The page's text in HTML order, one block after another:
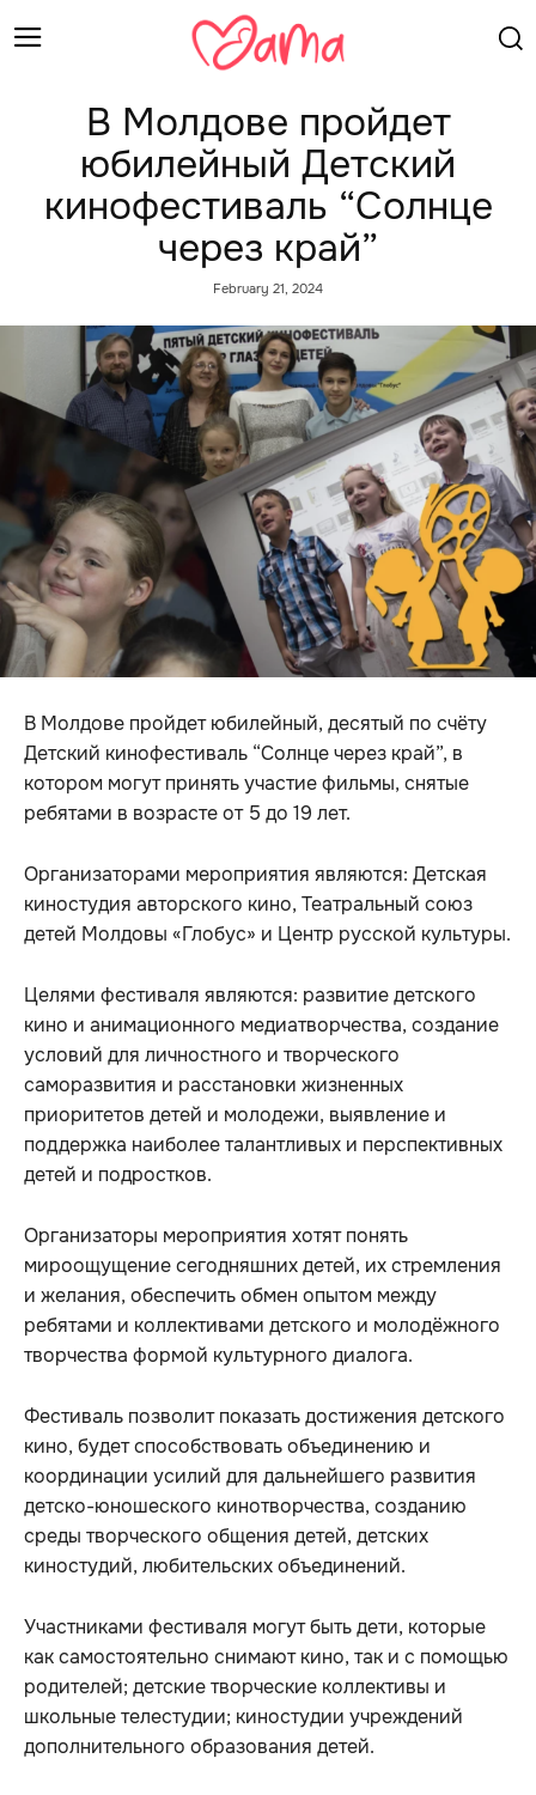
В Молдове пройдет
юбилейный Детский
кинофестиваль “Солнце
через край”
February 21, 2024
В Молдове пройдет юбилейный, десятый по счёту
Детский кинофестиваль “Солнце через край”, в
котором могут принять участие фильмы, снятые
ребятами в возрасте от 5 до 19 лет.
Организаторами мероприятия являются: Детская
киностудия авторского кино, Театральный союз
детей Молдовы «Глобус» и Центр русской культуры.
Целями фестиваля являются: развитие детского
кино и анимационного медиатворчества, создание
условий для личностного и творческого
саморазвития и расстановки жизненных
приоритетов детей и молодежи, выявление и
поддержка наиболее талантливых и перспективных
детей и подростков.
Организаторы мероприятия хотят понять
мироощущение сегодняшних детей, их стремления
и желания, обеспечить обмен опытом между
ребятами и коллективами детского и молодёжного
творчества формой культурного диалога.
Фестиваль позволит показать достижения детского
кино, будет способствовать объединению и
координации усилий для дальнейшего развития
детско-юношеского кинотворчества, созданию
среды творческого общения детей, детских
киностудий, любительских объединений.
Участниками фестиваля могут быть дети, которые
как самостоятельно снимают кино, так и с помощью
родителей; детские творческие коллективы и
школьные телестудии; киностудии учреждений
дополнительного образования детей.